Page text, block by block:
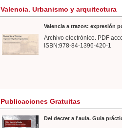
Valencia. Urbanismo y arquitectura
Valencia a trazos: expresión
Archivo electrónico. PDF
ISBN:978-84-1396-420-1
Publicaciones Gratuitas
Del decret a l'aula. Guia